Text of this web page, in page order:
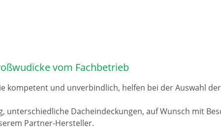
vom Fachbetrieb
kompetent und unverbindlich, helfen bei der Auswahl
Dacheindeckungen, auf Wunsch mit
Partner-Hersteller.